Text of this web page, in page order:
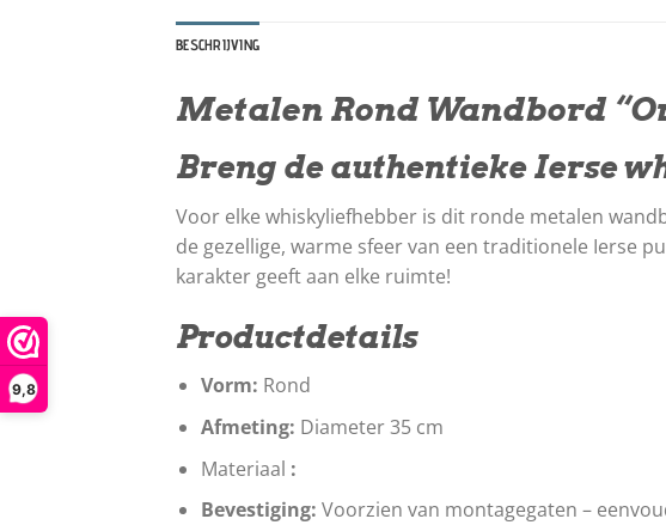
9,8
BESCHRIJVING
Metalen Rond Wandbord
Breng de authentieke Ierse
Voor elke whiskyliefhebber is dit ronde metalen
de gezellige, warme sfeer van een traditionele Ierse
karakter geeft aan elke ruimte!
Productdetails
Vorm: Rond
Afmeting: Diameter 35 cm
Materiaal :
Bevestiging: Voorzien van montagegaten –